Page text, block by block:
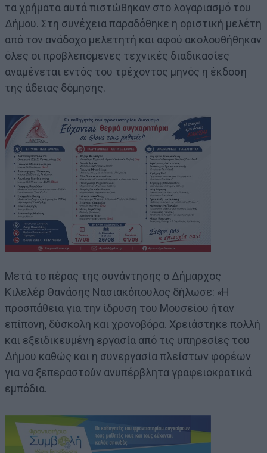
τα χρήματα αυτά πιστώθηκαν στο λογαριασμό του
Δήμου. Στη συνέχεια παραδόθηκε η οριστική μελέτη
από τον ανάδοχο μελετητή και αφού ακολουθήθηκαν
όλες οι προβλεπόμενες τεχνικές διαδικασίες
αναμένεται εντός του τρέχοντος μηνός η έκδοση
της άδειας δόμησης.
Μετά το πέρας της συνάντησης ο Δήμαρχος
Κιλελέρ Θανάσης Νασιακόπουλος δήλωσε: «Η
προσπάθεια για την ίδρυση του Μουσείου ήταν
επίπονη, δύσκολη και χρονοβόρα. Χρειάστηκε πολλή
και εξειδικευμένη εργασία από τις υπηρεσίες του
Δήμου καθώς και η συνεργασία πλείστων φορέων
για να ξεπεραστούν ανυπέρβλητα γραφειοκρατικά
εμπόδια.